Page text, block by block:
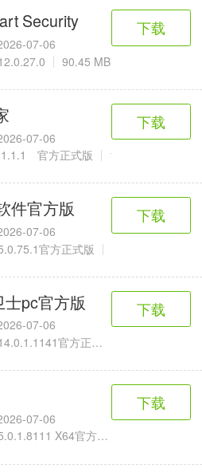
Security
07-06
90.45 MB
下载
07-06
官方正式版 1.36 MB
下载
件官方版
07-06
官方正式版
下载
pc官方版
07-06
官方正式版
下载
07-06
X64官方抢鲜版
下载